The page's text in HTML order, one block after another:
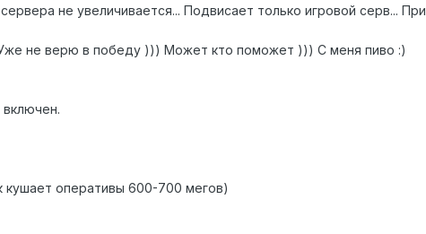
сервера не увеличивается... Подвисает только игровой серв...
не верю в победу ))) Может кто поможет ))) С меня пиво :)
кушает оперативы 600-700 мегов)